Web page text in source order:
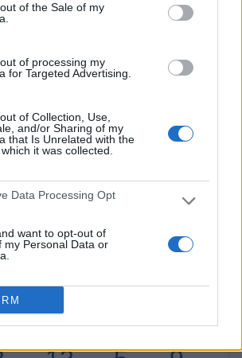
of the Sale of my
of processing my
for Targeted Advertising.
of Collection, Use,
and/or Sharing of my
that Is Unrelated with the
it was collected.
Data Processing Opt
want to opt-out of
my Personal Data or
Segunda Federación
170 (55,37%)
53 (17,26%)
19 (6,19%)
Primera Federación
17 (5,54%)
Ver ranking completo
RANKING POR DEPORTES
Ver ranking completo
POR DÍA DE LA SEMANA